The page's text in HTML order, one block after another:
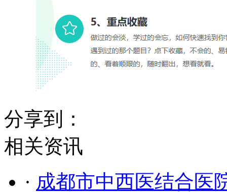
分享到：
相关资讯
· 成都市中西医结合医